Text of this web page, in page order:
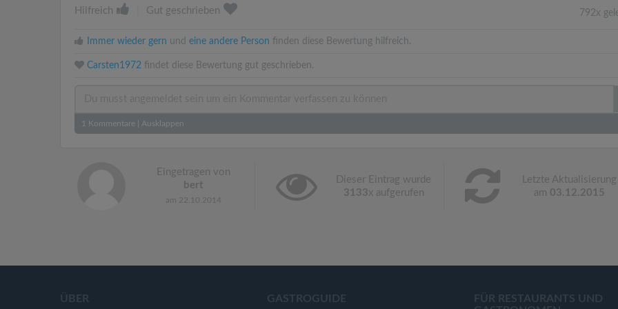
Hilfreich Gut geschrieben 792x
Immer wieder gern und eine andere Person finden diese Bewertung hilfreich.
Carsten1972 findet diese Bewertung gut geschrieben.
1 Kommentare Ausklappen
Eingetragen von
bert
am 22.10.2014
Dieser Eintrag wurde
3133x aufgerufen
Letzte Aktualisierung
am 03.12.2015
ÜBER GASTROGUIDE
FÜR RESTAURANTS UND